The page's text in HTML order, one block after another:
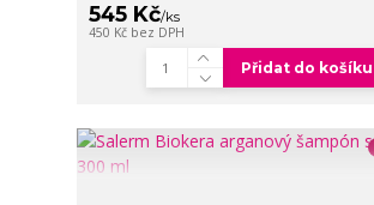
545 Kč/ks
450 Kč bez DPH
Přidat do košíku